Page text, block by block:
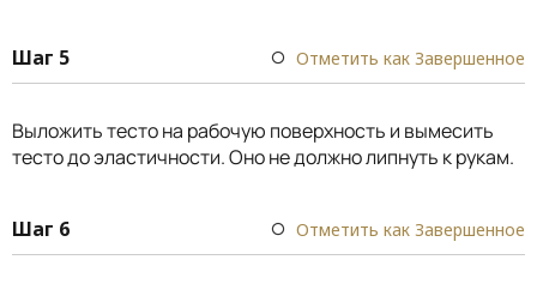
Шаг 5 Отметить как Завершенное
Выложить тесто на рабочую поверхность и вымесить
тесто до эластичности. Оно не должно липнуть к рукам.
Шаг 6 Отметить как Завершенное